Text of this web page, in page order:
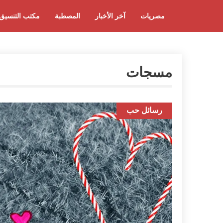
مكتب المصطبة آخر الأخبار مصريات
مسجات
رسائل حب